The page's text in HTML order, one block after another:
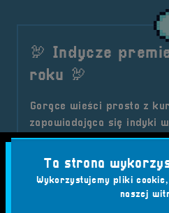
🦃 Indycze
roku 🦃
Gorące wieści prosto z
zapowiadająca się indyki
roku! Nie możesz tego
Kategorie wpisu: Aktualności
Tagi: #2025 #AVOWED
#CLAIR OBSCUR EXPEDITION
Ta strona
Wykorzystujemy pliki
naszej